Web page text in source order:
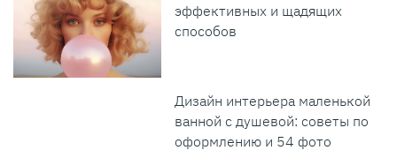
эффективных и щадящих
способов
Дизайн интерьера маленькой
ванной с душевой: советы по
оформлению и 54 фото